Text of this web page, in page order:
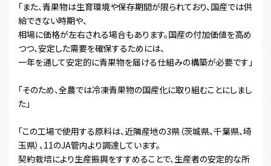
「また、青果物は生育環境や保存期間が限られており、国産では供
給できない時期や、
相場に価格が左右される場合もあります。国産の付加価値を高め
つつ、安定した需要を確保するためには、
一年を通して安定的に青果物を届ける仕組みの構築が必要です」
「そのため、全農では冷凍青果物の国産化に取り組むことにしまし
た」
「この工場で使用する原料は、近隣産地の3県（茨城県、千葉県、埼
玉県）、11のJA管内より調達しています。
契約栽培により生産振興をすすめることで、生産者の安定的な所